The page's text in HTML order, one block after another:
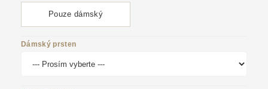
Pouze dámský
Dámský prsten